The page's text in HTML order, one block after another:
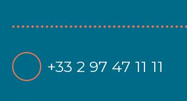
+33 2 97 47 11 11